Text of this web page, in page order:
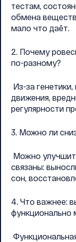
тестам,
обмена
мало что даёт.
2. Почему
по-разному?
Из-за генетики,
движения,
регулярности
3. Можно ли
Можно
связаны:
сон,
4. Что важнее:
функционально